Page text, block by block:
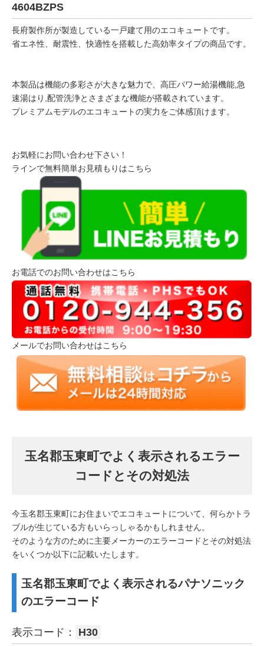
4604BZPS
長府製作所が製造している一戸建て用のエコキュートです。
省エネ性、耐震性、快適性を搭載した高効率タイプの商品です。
本製品は機能の多彩さが大きな魅力で、高圧パワー給湯機能,急
速湯はり,配管洗浄とさまざまな機能が搭載されています。
プレミアムモデルのエコキュートの実力をご体感頂けます。
お気軽にお問い合わせ下さい！
ラインで無料簡単お見積もりはこちら
お電話でのお問い合わせはこちら
メールでお問い合わせはこちら
玉名郡玉東町でよく表示されるエラー
コードとその対処法
今玉名郡玉東町にお住まいでエコキュートについて、何らかトラ
ブルが生じている方もいらっしゃるかもしれません。
そのような方のために主要メーカーのエラーコードとその対処法
をいくつか以下に記載いたします。
玉名郡玉東町でよく表示されるパナソニック
のエラーコード
表示コード： H30